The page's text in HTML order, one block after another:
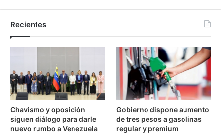
Recientes
Chavismo y oposición
siguen diálogo para darle
nuevo rumbo a Venezuela
Gobierno dispone aumento
de tres pesos a gasolinas
regular y premium